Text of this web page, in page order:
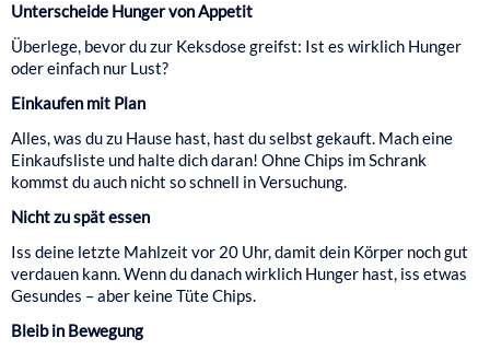
Unterscheide Hunger von Appetit
Überlege, bevor du zur Keksdose greifst: Ist es wirklich Hunger
oder einfach nur Lust?
Einkaufen mit Plan
Alles, was du zu Hause hast, hast du selbst gekauft. Mach eine
Einkaufsliste und halte dich daran! Ohne Chips im Schrank
kommst du auch nicht so schnell in Versuchung.
Nicht zu spät essen
Iss deine letzte Mahlzeit vor 20 Uhr, damit dein Körper noch gut
verdauen kann. Wenn du danach wirklich Hunger hast, iss etwas
Gesundes – aber keine Tüte Chips.
Bleib in Bewegung